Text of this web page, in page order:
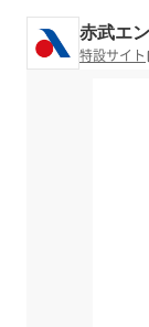
赤武エ
特設サイト